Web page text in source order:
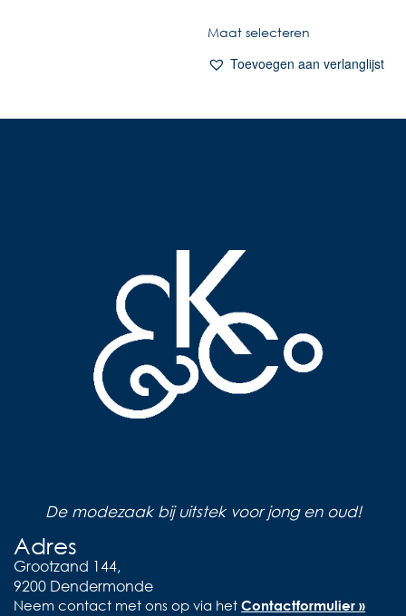
Maat selecteren
Toevoegen aan verlanglijst
De modezaak bij uitstek voor jong en oud!
Adres
Grootzand 144,
9200 Dendermonde
Neem contact met ons op via het Contactformulier »